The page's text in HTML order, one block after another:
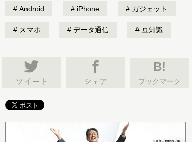
Android iPhone ガジェット
スマホ データ通信 豆知識
B!
ブックマーク